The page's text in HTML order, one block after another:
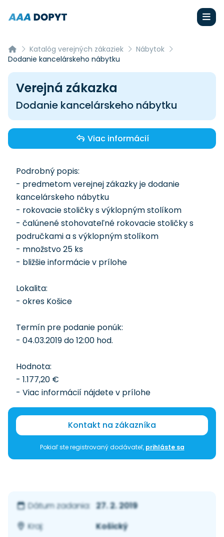
Katalóg verejných zákaziek
Nábytok
Dodanie kancelárskeho nábytku
Verejná zákazka
Dodanie kancelárskeho nábytku
Viac informácií
Podrobný popis:
- predmetom verejnej zákazky je dodanie
kancelárskeho nábytku
- rokovacie stoličky s výklopným stolíkom
- čalúnené stohovateľné rokovacie stoličky s
područkami a s výklopným stolíkom
- množstvo 25 ks
- bližšie informácie v prílohe
Lokalita:
- okres Košice
Termín pre podanie ponúk:
- 04.03.2019 do 12:00 hod.
Hodnota:
- 1.177,20 €
- Viac informácií nájdete v prílohe
Kontakt na zákazníka
Pokiaľ ste registrovaný dodávateľ, prihláste sa
Dátum zadania: 27. 2. 2019
Kraj:
Košický